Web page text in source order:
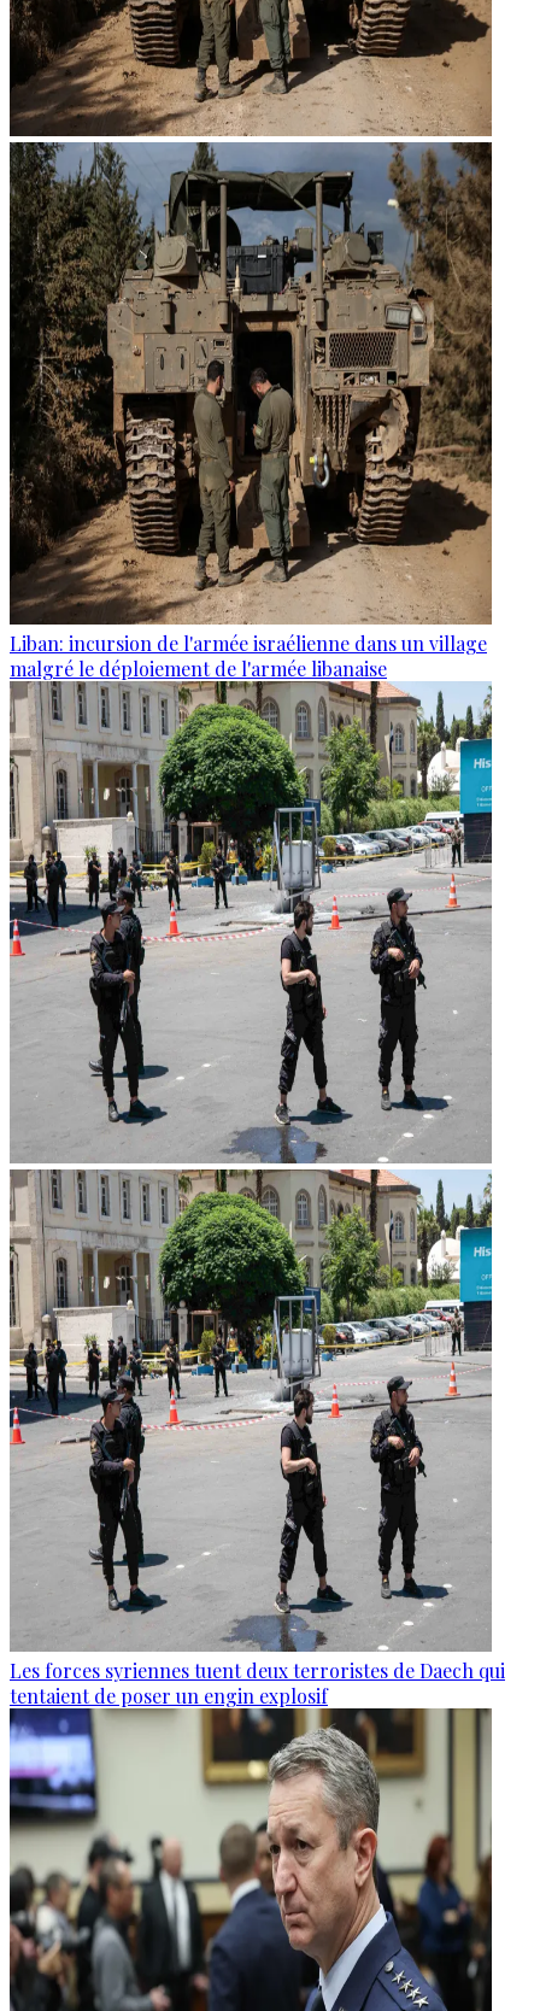
Liban: incursion de l'armée israélienne dans un village
malgré le déploiement de l'armée libanaise
Les forces syriennes tuent deux terroristes de Daech qui
tentaient de poser un engin explosif